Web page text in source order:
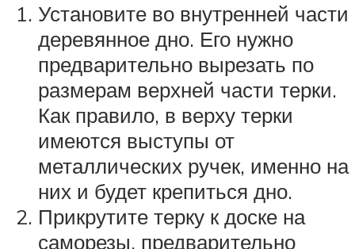
Установите во внутренней части
деревянное дно. Его нужно
предварительно вырезать по
размерам верхней части терки.
Как правило, в верху терки
имеются выступы от
металлических ручек, именно на
них и будет крепиться дно.
Прикрутите терку к доске на
саморезы, предварительно